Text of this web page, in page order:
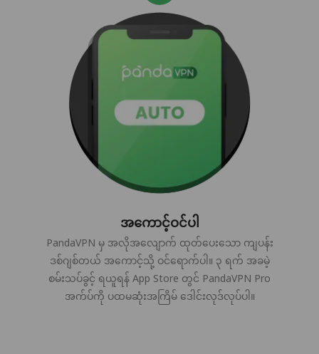
အကောင့်ဝင်ပါ
PandaVPN မှ အလိုအလျောက် ထုတ်ပေးသော ကျပန်း
ဒစ်ဂျစ်တယ် အကောင့်သို့ ဝင်ရောက်ပါ။ ၃ ရက် အခမဲ့
စမ်းသပ်ခွင့် ရယူရန် App Store တွင် PandaVPN Pro
အက်ပ်ကို ပထမဆုံးအကြိမ် ဒေါင်းလုဒ်လုပ်ပါ။